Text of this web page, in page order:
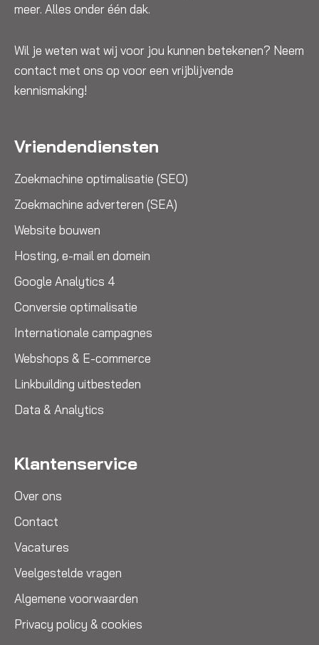
meer. Alles onder één dak.
Wil je weten wat wij voor jou kunnen betekenen? Neem
contact met ons op voor een vrijblijvende
kennismaking!
Vriendendiensten
Zoekmachine optimalisatie (SEO)
Zoekmachine adverteren (SEA)
Website bouwen
Hosting, e-mail en domein
Google Analytics 4
Conversie optimalisatie
Internationale campagnes
Webshops & E-commerce
Linkbuilding uitbesteden
Data & Analytics
Klantenservice
Over ons
Contact
Vacatures
Veelgestelde vragen
Algemene voorwaarden
Privacy policy & cookies